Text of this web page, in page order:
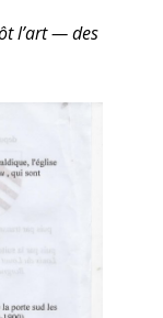
l’art — des